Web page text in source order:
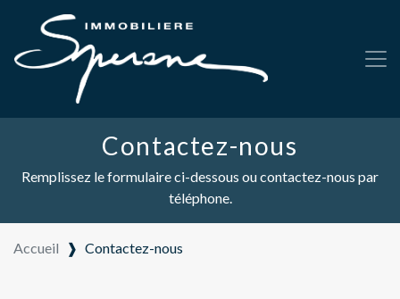
Contactez-nous
Remplissez le formulaire ci-dessous ou contactez-nous par
téléphone.
Accueil ❱ Contactez-nous